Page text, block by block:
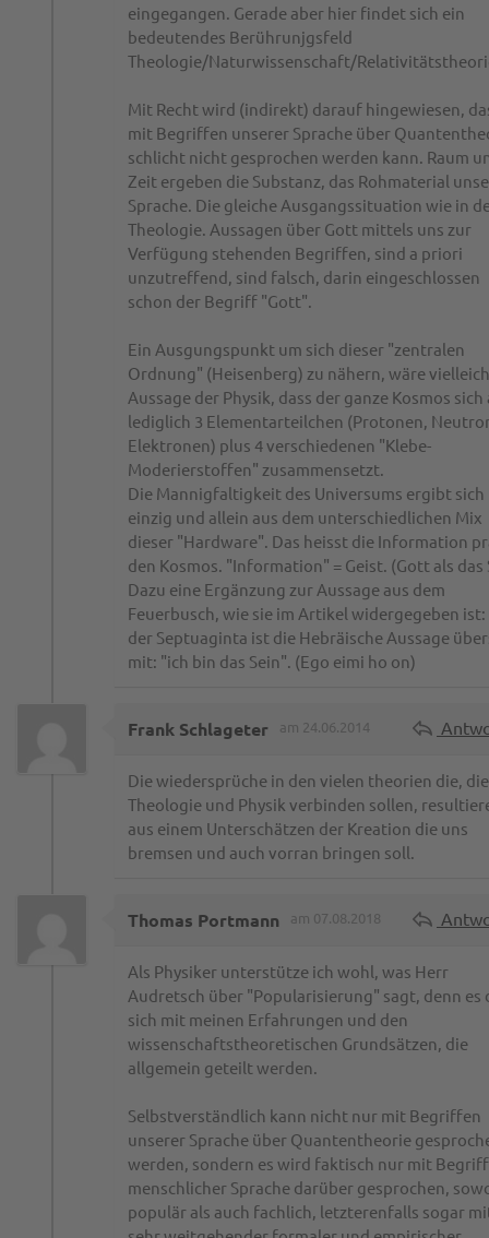
eingegangen. Gerade aber hier findet sich ein
bedeutendes Berührunjgsfeld
Theologie/Naturwissenschaft/
Mit Recht wird (indirekt) darauf hingewiesen,
mit Begriffen unserer Sprache über
schlicht nicht gesprochen werden kann. Raum
Zeit ergeben die Substanz, das Rohmaterial
Sprache. Die gleiche Ausgangssituation wie in
Theologie. Aussagen über Gott mittels uns zur
Verfügung stehenden Begriffen, sind a priori
unzutreffend, sind falsch, darin eingeschlossen
schon der Begriff "Gott".
Ein Ausgungspunkt um sich dieser "zentralen
Ordnung" (Heisenberg) zu nähern, wäre
Aussage der Physik, dass der ganze Kosmos sich
lediglich 3 Elementarteilchen (Protonen,
Elektronen) plus 4 verschiedenen "Klebe-
Moderierstoffen" zusammensetzt.
Die Mannigfaltigkeit des Universums ergibt sich
einzig und allein aus dem unterschiedlichen Mix
dieser "Hardware". Das heisst die Information
den Kosmos. "Information" = Geist. (Gott als das
Dazu eine Ergänzung zur Aussage aus dem
Feuerbusch, wie sie im Artikel widergegeben
der Septuaginta ist die Hebräische Aussage
mit: "ich bin das Sein". (Ego eimi ho on)
Frank Schlageter am 24.06.2014
Die wiedersprüche in den vielen theorien die, die
Theologie und Physik verbinden sollen,
aus einem Unterschätzen der Kreation die uns
bremsen und auch vorran bringen soll.
Thomas Portmann am 07.08.2018
Als Physiker unterstütze ich wohl, was Herr
Audretsch über "Popularisierung" sagt, denn es
sich mit meinen Erfahrungen und den
wissenschaftstheoretischen Grundsätzen, die
allgemein geteilt werden.
Selbstverständlich kann nicht nur mit Begriffen
unserer Sprache über Quantentheorie
werden, sondern es wird faktisch nur mit
menschlicher Sprache darüber gesprochen,
populär als auch fachlich, letzterenfalls sogar